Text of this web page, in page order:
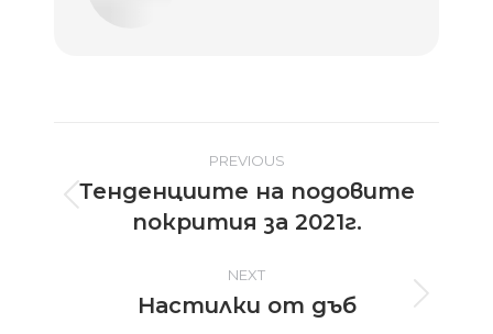
navigation
PREVIOUS
Previous
post:
Тенденциите на подовите
покрития за 2021г.
NEXT
Next
Настилки от дъб